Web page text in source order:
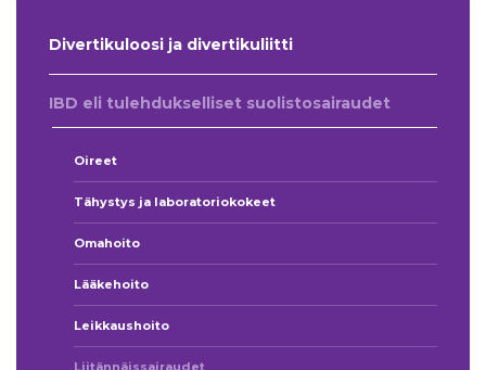
Divertikuloosi ja divertikuliitti
IBD eli tulehdukselliset suolistosairaudet
Oireet
Tähystys ja laboratoriokokeet
Omahoito
Lääkehoito
Leikkaushoito